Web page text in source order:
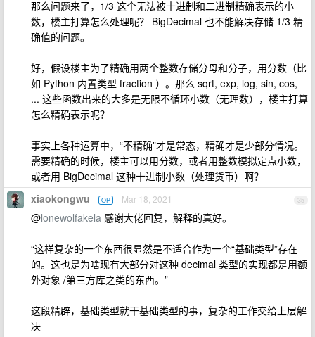
那么问题来了，1/3 这个无法被十进制和二进制精确表示的小
数，楼主打算怎么处理呢？ BigDecimal 也不能解决存储 1/3 精
确值的问题。
好，假设楼主为了精确用两个整数存储分母和分子，用分数（比
如 Python 内置类型 fraction ）。那么 sqrt, exp, log, sin, cos,
... 这些函数出来的大多是无限不循环小数（无理数），楼主打算
怎么精确表示呢？
事实上各种运算中，“不精确”才是常态，精确才是少部分情况。
需要精确的时候，楼主可以用分数，或者用整数模拟定点小数，
或者用 BigDecimal 这种十进制小数（处理货币）啊？
35
xiaokongwu OP Mar 18, 2021
@lonewolfakela 感谢大佬回复，解释的真好。
“这样复杂的一个东西很显然是不适合作为一个“基础类型”存在
的。这也是为啥现有大部分对这种 decimal 类型的实现都是用额
外对象 /第三方库之类的东西。”
这段精辟，基础类型就干基础类型的事，复杂的工作交给上层解
决